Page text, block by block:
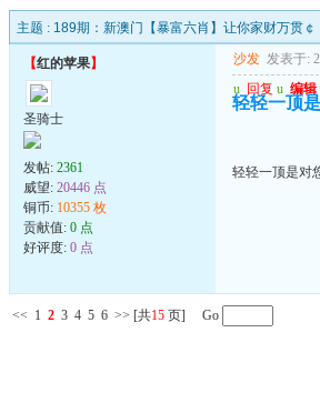
主题 : 189期：新澳门【暴富六肖】让你家财万贯
【红的苹果】
圣骑士
发帖: 2361
威望: 20446 点
铜币: 10355 枚
贡献值: 0 点
好评度: 0 点
沙发 发表于:
u 回复 u 编辑
轻轻一顶
轻轻一顶是对
<< 1 2 3 4 5 6 >> [共15 页] Go